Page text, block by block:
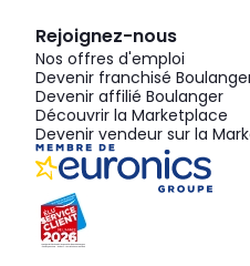
Rejoignez-nous
Nos offres d'emploi
Devenir franchisé
Devenir affilié Boulanger
Découvrir la Marketplace
Devenir vendeur sur la